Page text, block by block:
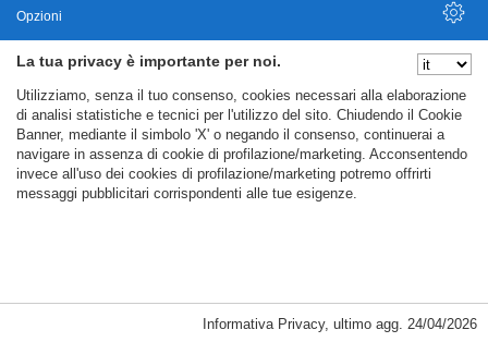
La tua privacy è importante per noi.
Utilizziamo, senza il tuo consenso, cookies necessari alla elaborazione
di analisi statistiche e tecnici per l'utilizzo del sito. Chiudendo il Cookie
Banner, mediante il simbolo 'X' o negando il consenso, continuerai a
navigare in assenza di cookie di profilazione/marketing. Acconsentendo
invece all'uso dei cookies di profilazione/marketing potremo offrirti
messaggi pubblicitari corrispondenti alle tue esigenze.
Cookie Necessari, Tecnici di Sessione
Opzioni
Nascondi Opzioni
Informativa Privacy, ultimo agg. 24/04/2026